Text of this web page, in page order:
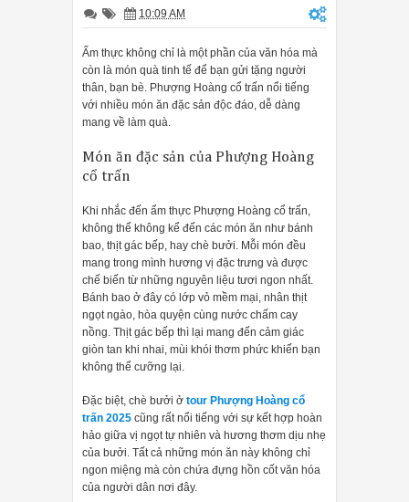
10:09 AM
Ẩm thực không chỉ là một phần của văn hóa mà
còn là món quà tinh tế để bạn gửi tặng người
thân, bạn bè. Phượng Hoàng cổ trấn nổi tiếng
với nhiều món ăn đặc sản độc đáo, dễ dàng
mang về làm quà.
Món ăn đặc sản của Phượng Hoàng
cổ trấn
Khi nhắc đến ẩm thực Phượng Hoàng cổ trấn,
không thể không kể đến các món ăn như bánh
bao, thịt gác bếp, hay chè bưởi. Mỗi món đều
mang trong mình hương vị đặc trưng và được
chế biến từ những nguyên liệu tươi ngon nhất.
Bánh bao ở đây có lớp vỏ mềm mại, nhân thịt
ngọt ngào, hòa quyện cùng nước chấm cay
nồng. Thịt gác bếp thì lại mang đến cảm giác
giòn tan khi nhai, mùi khói thơm phức khiến bạn
không thể cưỡng lại.
Đặc biệt, chè bưởi ở tour Phượng Hoàng cổ
trấn 2025 cũng rất nổi tiếng với sự kết hợp hoàn
hảo giữa vị ngọt tự nhiên và hương thơm dịu nhẹ
của bưởi. Tất cả những món ăn này không chỉ
ngon miệng mà còn chứa đựng hồn cốt văn hóa
của người dân nơi đây.